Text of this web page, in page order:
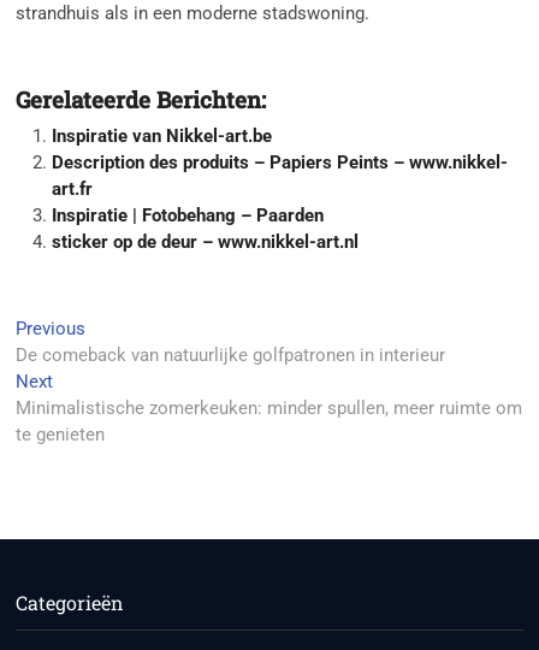
strandhuis als in een moderne stadswoning.
Gerelateerde Berichten:
Inspiratie van Nikkel-art.be
Description des produits – Papiers Peints – www.nikkel-
art.fr
Inspiratie | Fotobehang – Paarden
sticker op de deur – www.nikkel-art.nl
Berichtnavigatie
Previous
post:
De comeback van natuurlijke golfpatronen in interieur
NextNext
post:
Minimalistische zomerkeuken: minder spullen, meer ruimte om
te genieten
Categorieën